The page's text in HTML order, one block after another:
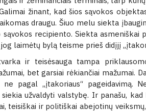
žinant, kad šios sąvokos
draugu. Šiuo melu siekta
recipiento. Siekta asmeniškai
laimėtų bylą teisme prieš didįjį
ir teisėsauga tampa
bet garsiai rėkiančiai mažumai.
ne pagal „įtakoriaus“ pageidavimą.
užvaldyti valstybę. Ir panašu,
teisiškai ir politiškai abejotinų